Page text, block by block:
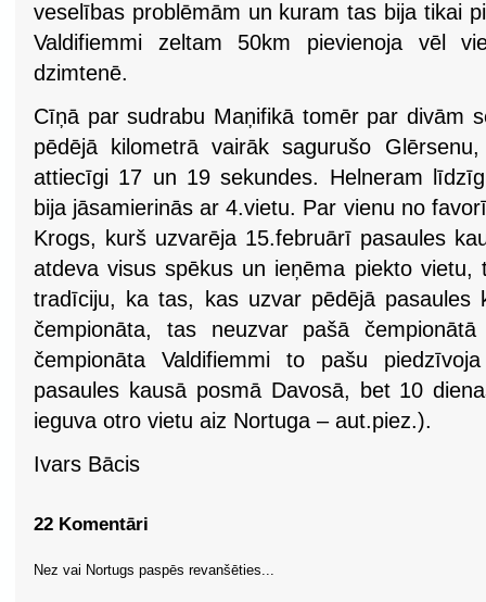
veselības problēmām un kuram tas bija tikai
Valdifiemmi zeltam 50km pievienoja vēl
dzimtenē.
Cīņā par sudrabu Maņifikā tomēr par divām
pēdējā kilometrā vairāk sagurušo
attiecīgi 17 un 19 sekundes. Helneram
bija jāsamierinās ar 4.vietu. Par vienu no
Krogs, kurš uzvarēja 15.februārī pasaules
atdeva visus spēkus un ieņēma piekto vietu,
tradīciju, ka tas, kas uzvar pēdējā pasaules
čempionāta, tas neuzvar pašā
čempionāta Valdifiemmi to pašu
pasaules kausā posmā Davosā, bet 10
ieguva otro vietu aiz Nortuga – aut.piez.).
Ivars Bācis
22 Komentāri
Nez vai Nortugs paspēs revanšēties...